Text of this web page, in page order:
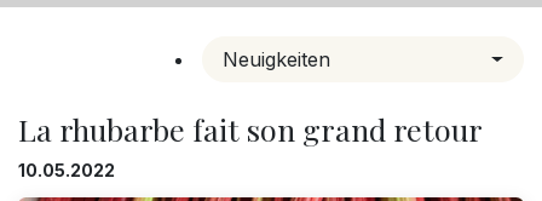
Neuigkeiten
La rhubarbe fait son grand retour
10.05.2022